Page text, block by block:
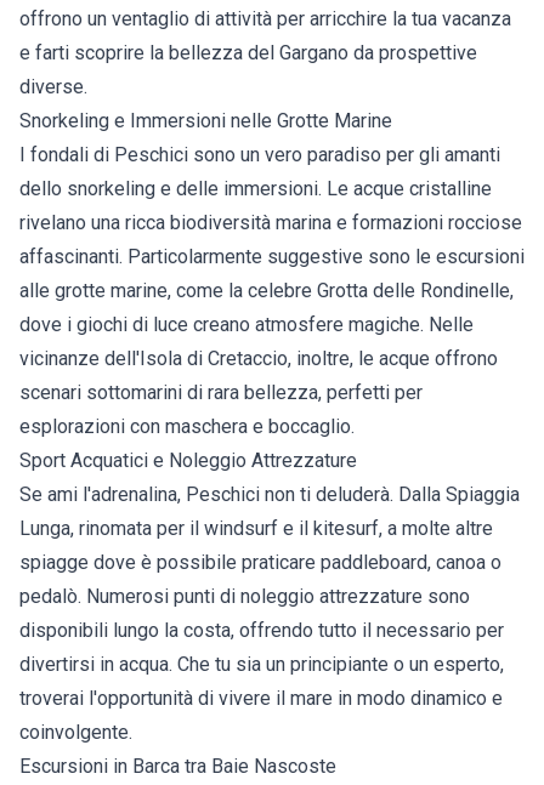
offrono un ventaglio di attività per arricchire la tua vacanza
e farti scoprire la bellezza del Gargano da prospettive
diverse.
Snorkeling e Immersioni nelle Grotte Marine
I fondali di Peschici sono un vero paradiso per gli amanti
dello snorkeling e delle immersioni. Le acque cristalline
rivelano una ricca biodiversità marina e formazioni rocciose
affascinanti. Particolarmente suggestive sono le escursioni
alle grotte marine, come la celebre Grotta delle Rondinelle,
dove i giochi di luce creano atmosfere magiche. Nelle
vicinanze dell'Isola di Cretaccio, inoltre, le acque offrono
scenari sottomarini di rara bellezza, perfetti per
esplorazioni con maschera e boccaglio.
Sport Acquatici e Noleggio Attrezzature
Se ami l'adrenalina, Peschici non ti deluderà. Dalla Spiaggia
Lunga, rinomata per il windsurf e il kitesurf, a molte altre
spiagge dove è possibile praticare paddleboard, canoa o
pedalò. Numerosi punti di noleggio attrezzature sono
disponibili lungo la costa, offrendo tutto il necessario per
divertirsi in acqua. Che tu sia un principiante o un esperto,
troverai l'opportunità di vivere il mare in modo dinamico e
coinvolgente.
Escursioni in Barca tra Baie Nascoste